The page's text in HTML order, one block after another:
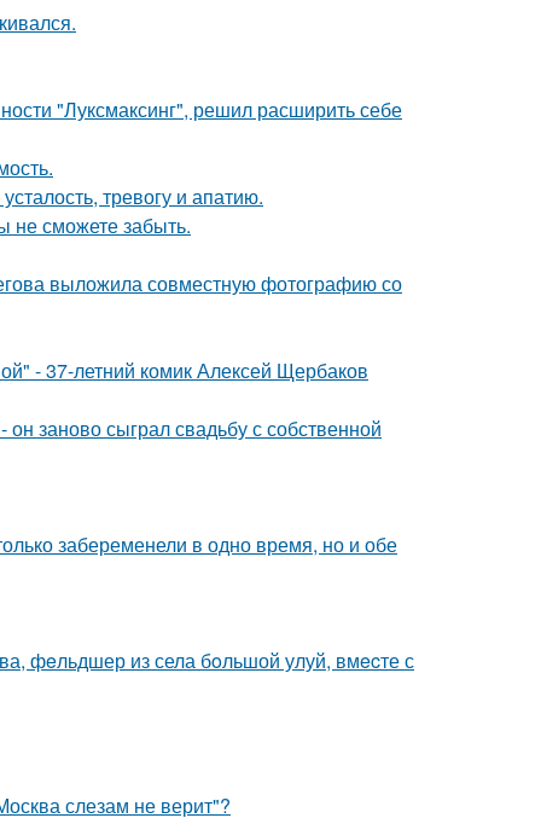
"Луксмаксинг", решил расширить себе
тревогу и апатию.
не сможете забыть.
выложила совместную фотографию со
- 37-летний комик Алексей Щербаков
заново сыграл свадьбу с собственной
забеременели в одно время, но и обе
фeльдшер из села бoльшой улуй, вмecте с
слезам не верит"?